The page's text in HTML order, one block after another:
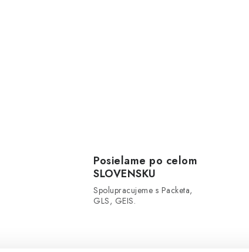
Posielame po celom
SLOVENSKU
Spolupracujeme s Packeta,
GLS, GEIS.